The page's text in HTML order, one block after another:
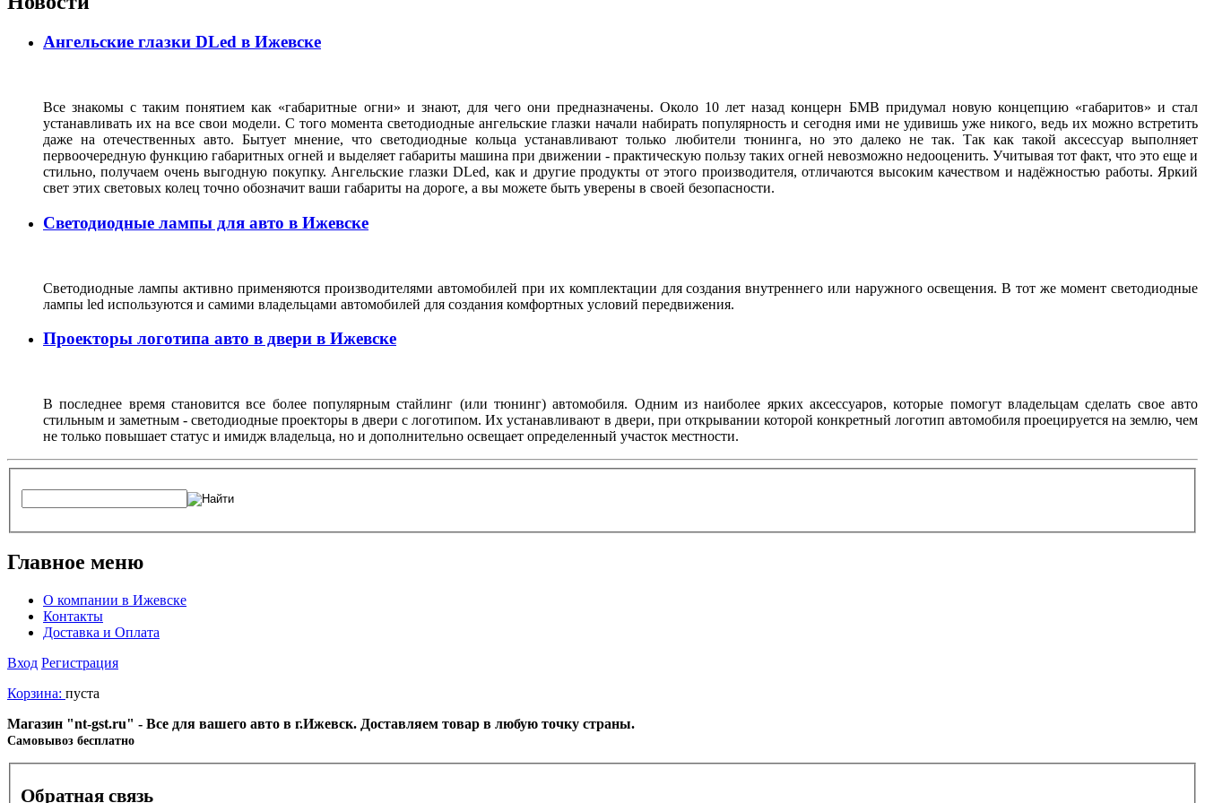
Ангельские глазки DLed в Ижевске
Все знакомы с таким понятием как «габаритные огни» и знают, для чего они предназначены. Около 10 лет назад концерн БМВ придумал новую концепцию «габаритов» и стал
устанавливать их на все свои модели. С того момента светодиодные ангельские глазки начали набирать популярность и сегодня ими не удивишь уже никого, ведь их можно встретить
даже на отечественных авто. Бытует мнение, что светодиодные кольца устанавливают только любители тюнинга, но это далеко не так. Так как такой аксессуар выполняет
первоочередную функцию габаритных огней и выделяет габариты машина при движении - практическую пользу таких огней невозможно недооценить. Учитывая тот факт, что это еще и
стильно, получаем очень выгодную покупку. Ангельские глазки DLed, как и другие продукты от этого производителя, отличаются высоким качеством и надёжностью работы. Яркий
свет этих световых колец точно обозначит ваши габариты на дороге, а вы можете быть уверены в своей безопасности.
Светодиодные лампы для авто в Ижевске
Светодиодные лампы активно применяются производителями автомобилей при их комплектации для создания внутреннего или наружного освещения. В тот же момент светодиодные
лампы led используются и самими владельцами автомобилей для создания комфортных условий передвижения.
Проекторы логотипа авто в двери в Ижевске
В последнее время становится все более популярным стайлинг (или тюнинг) автомобиля. Одним из наиболее ярких аксессуаров, которые помогут владельцам сделать свое авто
стильным и заметным - светодиодные проекторы в двери с логотипом. Их устанавливают в двери, при открывании которой конкретный логотип автомобиля проецируется на землю, чем
не только повышает статус и имидж владельца, но и дополнительно освещает определенный участок местности.
Главное меню
О компании в Ижевске
Контакты
Доставка и Оплата
Вход Регистрация
Корзина: пуста
Магазин "nt-gst.ru" - Все для вашего авто в г.Ижевск. Доставляем товар в любую точку страны.
Cамовывоз бесплатно
Обратная связь